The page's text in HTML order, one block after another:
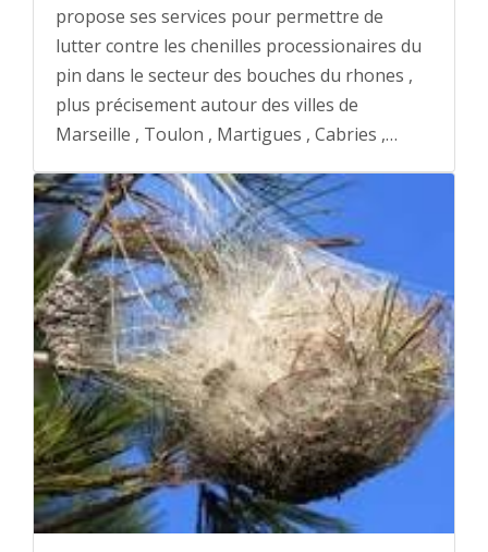
propose ses services pour permettre de
lutter contre les chenilles processionaires du
pin dans le secteur des bouches du rhones ,
plus précisement autour des villes de
Marseille , Toulon , Martigues , Cabries ,…